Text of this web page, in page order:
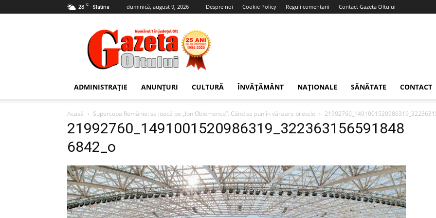
28 C Slatina duminică, august 9, 2026 Despre noi Cookie Policy Reguli comentarii Contact Gazeta Oltului
Gazeta
Oltului
ADMINISTRAȚIE ANUNȚURI CULTURĂ ÎNVĂȚĂMÂNT NAȚIONALE SĂNĂTATE CONTACT
Acasă Supercupa României se joacă pe „Ion Oblemenco”. Când se pun în vânzare biletele
21992760_1491001520986319_322363156591848
6842_o